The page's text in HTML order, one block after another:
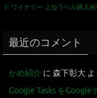
ド ワイナリー 上位ラベル購入
最近のコメント
かめ紹介 に 森下彰大 よ
Google Tasks を